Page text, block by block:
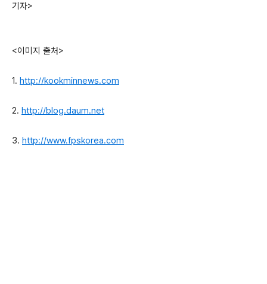
기자>
<이미지 출처>
1. http://kookminnews.com
2. http://blog.daum.net
3. http://www.fpskorea.com